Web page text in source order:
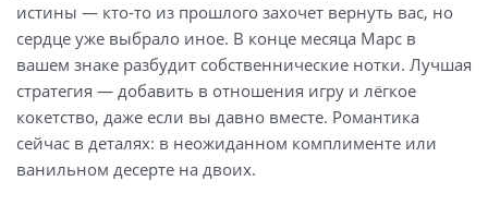
истины — кто-то из прошлого захочет вернуть вас, но
сердце уже выбрало иное. В конце месяца Марс в
вашем знаке разбудит собственнические нотки. Лучшая
стратегия — добавить в отношения игру и лёгкое
кокетство, даже если вы давно вместе. Романтика
сейчас в деталях: в неожиданном комплименте или
ванильном десерте на двоих.